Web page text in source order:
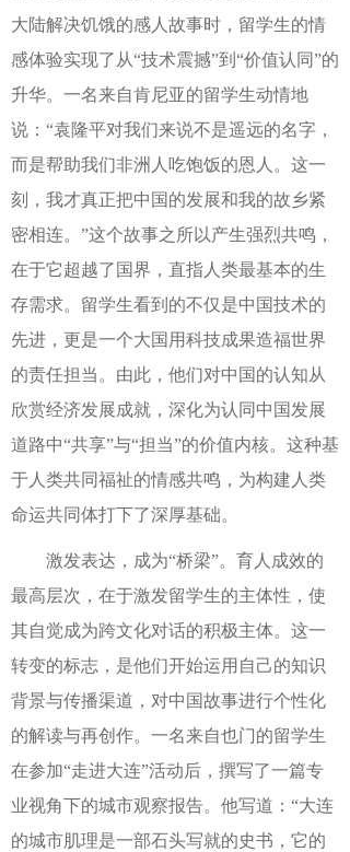
大陆解决饥饿的感人故事时，留学生的情
感体验实现了从“技术震撼”到“价值认同”的
升华。一名来自肯尼亚的留学生动情地
说：“袁隆平对我们来说不是遥远的名字，
而是帮助我们非洲人吃饱饭的恩人。这一
刻，我才真正把中国的发展和我的故乡紧
密相连。”这个故事之所以产生强烈共鸣，
在于它超越了国界，直指人类最基本的生
存需求。留学生看到的不仅是中国技术的
先进，更是一个大国用科技成果造福世界
的责任担当。由此，他们对中国的认知从
欣赏经济发展成就，深化为认同中国发展
道路中“共享”与“担当”的价值内核。这种基
于人类共同福祉的情感共鸣，为构建人类
命运共同体打下了深厚基础。
激发表达，成为“桥梁”。育人成效的
最高层次，在于激发留学生的主体性，使
其自觉成为跨文化对话的积极主体。这一
转变的标志，是他们开始运用自己的知识
背景与传播渠道，对中国故事进行个性化
的解读与再创作。一名来自也门的留学生
在参加“走进大连”活动后，撰写了一篇专
业视角下的城市观察报告。他写道：“大连
的城市肌理是一部石头写就的史书，它的